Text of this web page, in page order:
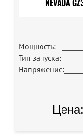
Мощность:
Тип запуска:
Напряжение:
Цена: